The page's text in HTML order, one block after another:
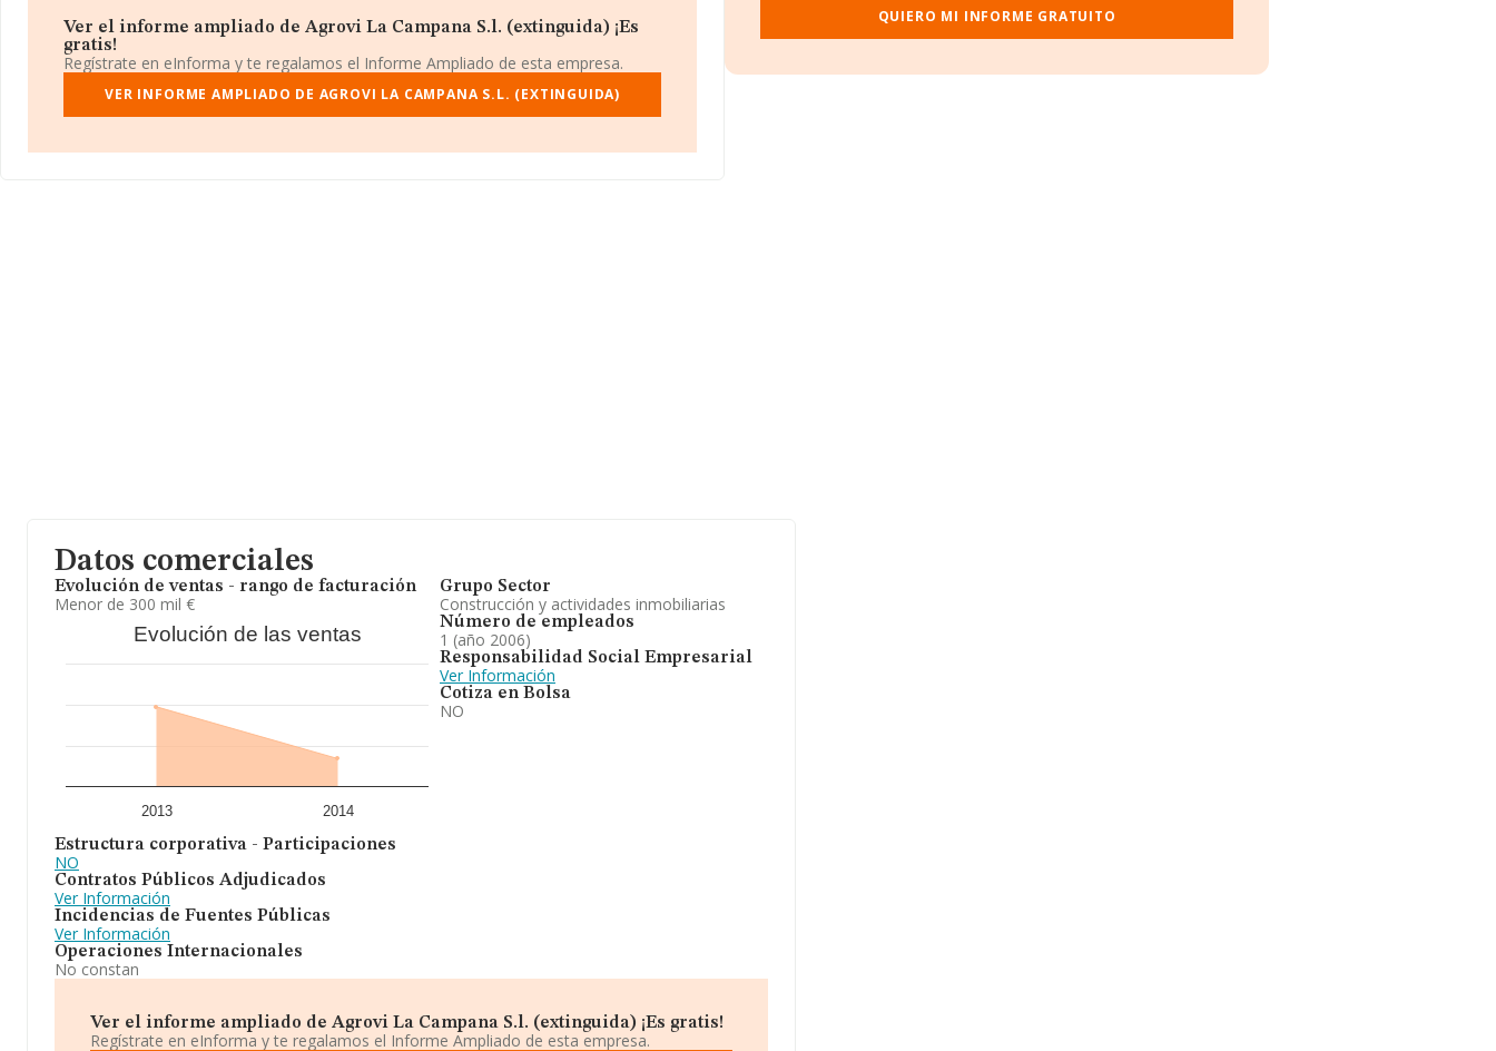
La compañíaAgrovi La Campana S.L. (extinguida), con número de identificación fiscal
B41868662, está situada en Plaza Andalucia núm. 6, (41429), La Campana, en Sevilla,
Andalucía.
En relación con el sector y disponiendo de los datos de hasta 231.218 empresas, a nivel
nacional la facturación asciende a 29.817 millones de euros y la media entre todas las
provincia de Sevilla, en la base de datos de INFORMA aparecen 7586 empresas, con ventas
Ver el informe ampliado de Agrovi La Campana S.l. (extinguida) ¡Es
gratis!
Regístrate en eInforma y te regalamos el Informe Ampliado de esta empresa.
VER INFORME AMPLIADO DE AGROVI LA CAMPANA S.L. (EXTINGUIDA)
QUIERO MI INFORME GRATUITO
Datos comerciales
Evolución de ventas - rango de facturación
Menor de 300 mil €
Evolución de las ventas
2013 2014
Estructura corporativa - Participaciones
NO
Contratos Públicos Adjudicados
Ver Información
Incidencias de Fuentes Públicas
Ver Información
Operaciones Internacionales
No constan
Grupo Sector
Construcción y actividades inmobiliarias
Número de empleados
1 (año 2006)
Responsabilidad Social Empresarial
Ver Información
Cotiza en Bolsa
NO
Ver el informe ampliado de Agrovi La Campana S.l. (extinguida) ¡Es gratis!
Regístrate en eInforma y te regalamos el Informe Ampliado de esta empresa.